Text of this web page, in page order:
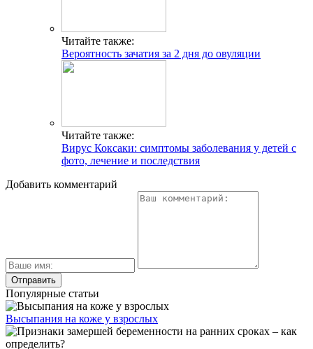
Читайте также:
Вероятность зачатия за 2 дня до овуляции
Читайте также:
Вирус Коксаки: симптомы заболевания у детей с
фото, лечение и последствия
Добавить комментарий
Популярные статьи
Высыпания на коже у взрослых